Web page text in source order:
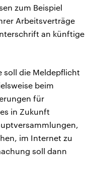
zum Beispiel
Arbeitsverträge
an künftige
soll die Meldepflicht
beim
für
in Zukunft
im Internet zu
soll dann